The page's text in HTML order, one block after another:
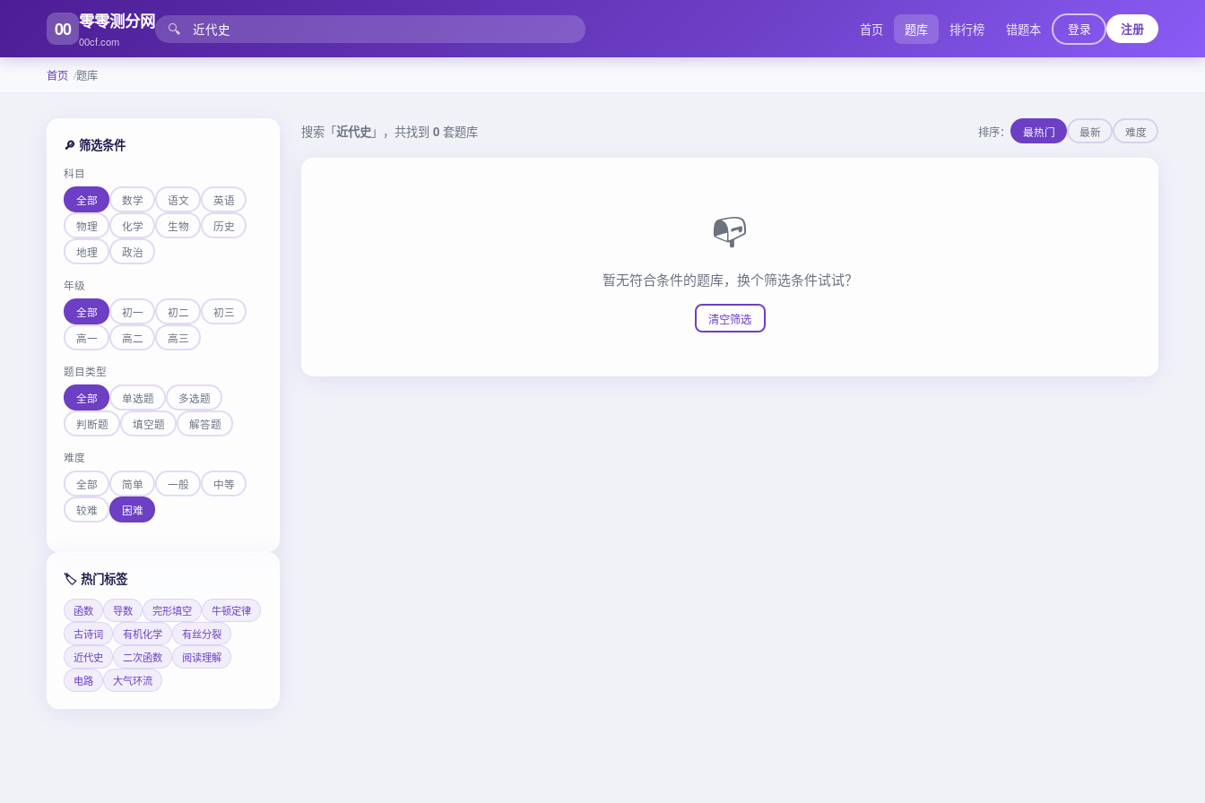
00 零零测分网
00cf.com
🔍 首页 题库 排行榜 错题本 登录 注册
首页 题库
🔎 筛选条件
科目
全部
数学 语文
英语
物理
化学 生物
历史
地理
政治
年级
全部
初一 初二
初三
高一
高二 高三
题目类型
全部
单选题
多选题
判断题
填空题 解答题
难度
全部
简单 一般
中等
较难
困难
🏷️ 热门标签
函数 导数 完形填空
牛顿定律
古诗词
有机化学
有丝分裂
近代史
二次函数
阅读理解
电路
大气环流
搜索「近代史 」，共找到 0 套题库 排序： 最热门 最新 难度
📭
暂无符合条件的题库，换个筛选条件试试？
清空筛选